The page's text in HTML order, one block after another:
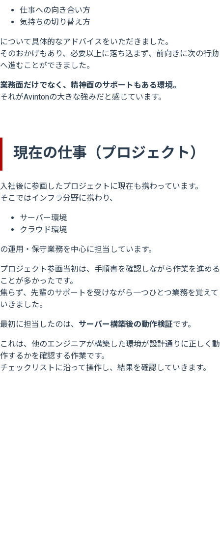
仕事への向き合い方
気持ちの切り替え方
について具体的なアドバイスをいただきました。
そのおかげもあり、必要以上に落ち込まず、前向きに次の行動
へ進むことができました。
業務面だけでなく、精神面のサポートもある環境。
それがAvintonの大きな強みだと感じています。
現在の仕事（プロジェクト）
入社後に参画したプロジェクトに現在も携わっています。
そこではインフラ分野に携わり、
サーバー環境
クラウド環境
の運用・保守業務を中心に担当しています。
プロジェクト参画当初は、手順書を確認しながら作業を進める
ことが多かったです。
焦らず、先輩のサポートを受けながら一つひとつ業務を覚えて
いきました。
最初に担当したのは、 サーバー構築後の動作検証です。
これは、他のエンジニアが構築した環境が設計通りに正しく動
作するかを確認する作業です。
チェックリストに沿って操作し、結果を確認していきます。